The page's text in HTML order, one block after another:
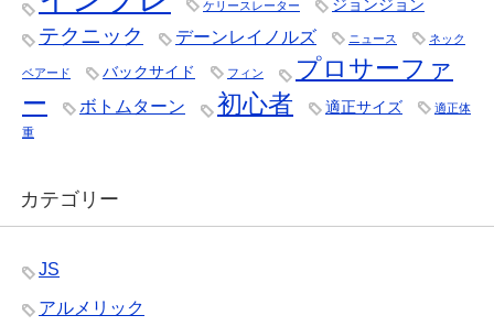
ケリースレーター ジョンジョン
テクニック デーンレイノルズ ニュース ネック
ベアード バックサイド フィン
プロサーファ
ー
ボトムターン 初心者 適正サイズ
適正体
重
カテゴリー
JS
アルメリック